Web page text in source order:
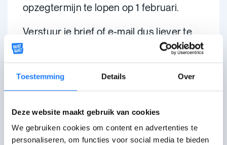
Toestemming Details Over
Deze website maakt gebruik van cookies
We gebruiken cookies om content en advertenties te
personaliseren, om functies voor social media te bieden
opzegtermijn te lopen op 1 februari.
Verstuur je brief of e-mail dus liever te
vroeg dan te laat.
verhuurder over je opzegvergoeding en
Dit is hoe het
wettelijk zit,
volgens
jouw huurcontract: